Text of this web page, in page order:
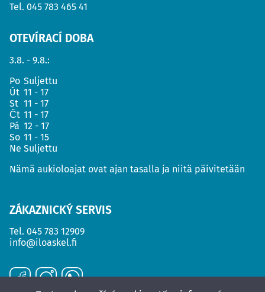
Tel. 045 783 465 41
OTEVÍRACÍ DOBA
3.8. - 9.8.:
Po Suljettu
Út 11 - 17
St 11 - 17
Čt 11 - 17
Pá 12 - 17
So 11 - 15
Ne Suljettu
Nämä aukioloajat ovat ajan tasalla ja niitä päivitetään
ZÁKAZNICKÝ SERVIS
Tel. 045 783 12909
info@iloaskel.fi